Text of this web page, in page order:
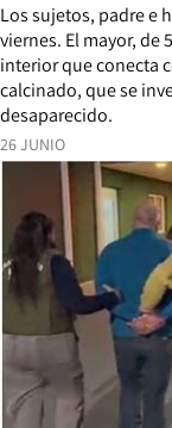
26 JUNIO
Los sujetos, padre e
viernes. El mayor, de
interior que conecta
calcinado, que se
desaparecido.